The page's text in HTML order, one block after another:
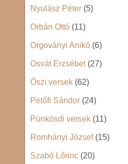
Nyulász Péter (5)
Orbán Ottó (11)
Orgoványi Anikó (6)
Osvát Erzsébet(27)
Őszi versek (62)
Petőfi Sándor (24)
Pünkösdi versek (11)
Romhányi József(15)
Szabó Lőrinc (20)